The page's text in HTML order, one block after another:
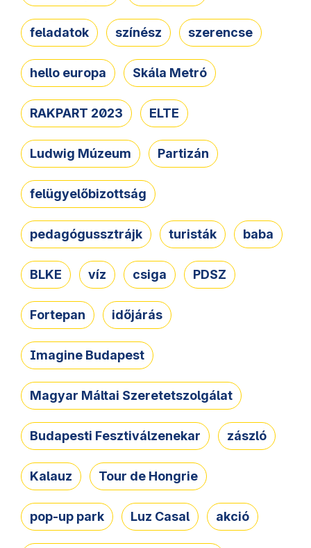
feladatok színész szerencse
hello europa Skála Metró
RAKPART 2023 ELTE
Ludwig Múzeum Partizán
felügyelőbizottság
pedagógussztrájk turisták baba
BLKE víz csiga PDSZ
Fortepan időjárás
Imagine Budapest
Magyar Máltai Szeretetszolgálat
Budapesti Fesztiválzenekar zászló
Kalauz Tour de Hongrie
pop-up park Luz Casal akció